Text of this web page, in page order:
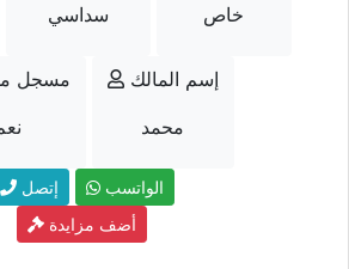
سداسي
خاص
مسجل
إسم المالك
محمد
إتصل
الواتسب
أضف مزايدة